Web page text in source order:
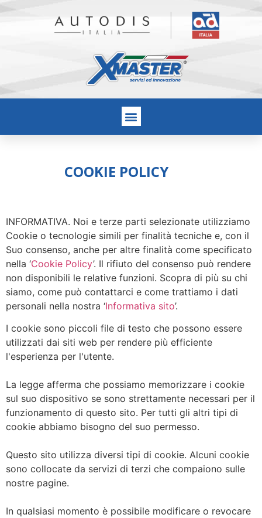
COOKIE POLICY
INFORMATIVA. Noi e terze parti selezionate utilizziamo
Cookie o tecnologie simili per finalità tecniche e, con il
Suo consenso, anche per altre finalità come specificato
nella ‘Cookie Policy’. Il rifiuto del consenso può rendere
non disponibili le relative funzioni. Scopra di più su chi
siamo, come può contattarci e come trattiamo i dati
personali nella nostra ‘Informativa sito’.
I cookie sono piccoli file di testo che possono essere
utilizzati dai siti web per rendere più efficiente
l'esperienza per l'utente.
La legge afferma che possiamo memorizzare i cookie
sul suo dispositivo se sono strettamente necessari per il
funzionamento di questo sito. Per tutti gli altri tipi di
cookie abbiamo bisogno del suo permesso.
Questo sito utilizza diversi tipi di cookie. Alcuni cookie
sono collocate da servizi di terzi che compaiono sulle
nostre pagine.
In qualsiasi momento è possibile modificare o revocare